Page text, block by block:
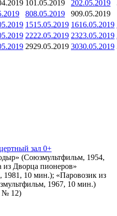
101.05.2019 202.05.2019
808.05.2019 909.05.2019
1515.05.2019 1616.05.2019
2222.05.2019 2323.05.2019
2929.05.2019 3030.05.2019
зал 0+
(Союзмультфильм, 1954,
Дворца пионеров»
10 мин.); «Паровозик из
1967, 10 мин.)
№ 12)